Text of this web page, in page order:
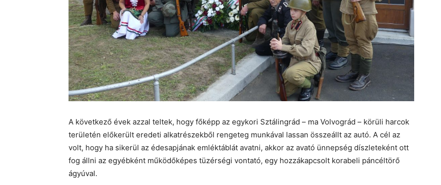
A következő évek azzal teltek, hogy főképp az egykori Sztálingrád – ma Volvográd – körüli harcok
területén előkerült eredeti alkatrészekből rengeteg munkával lassan összeállt az autó. A cél az
volt, hogy ha sikerül az édesapjának emléktáblát avatni, akkor az avató ünnepség díszleteként ott
fog állni az egyébként működőképes tüzérségi vontató, egy hozzákapcsolt korabeli páncéltörő
ágyúval.